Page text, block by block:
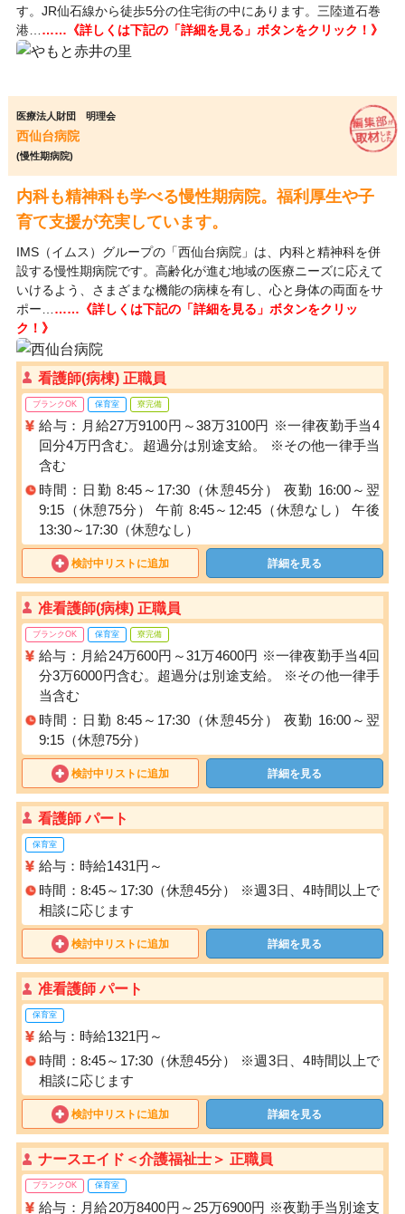
す。JR仙石線から徒歩5分の住宅街の中にあります。三陸道石巻
港… ……《詳しくは下記の「詳細を見る」ボタンをクリック！》
医療法人財団 明理会
西仙台病院
(慢性期病院)
内科も精神科も学べる慢性期病院。福利厚生や子
育て支援が充実しています。
IMS（イムス）グループの「西仙台病院」は、内科と精神科を併
設する慢性期病院です。高齢化が進む地域の医療ニーズに応えて
いけるよう、さまざまな機能の病棟を有し、心と身体の両面をサ
ポー… ……《詳しくは下記の「詳細を見る」ボタンをクリッ
ク！》
看護師(病棟) 正職員
ブランクOK 保育室 寮完備
給与：月給27万9100円～38万3100円 ※一律夜勤手当4
回分4万円含む。超過分は別途支給。 ※その他一律手当
含む
時間：日勤 8:45～17:30（休憩45分） 夜勤 16:00～翌
9:15（休憩75分） 午前 8:45～12:45（休憩なし） 午後
13:30～17:30（休憩なし）
検討中リストに追加 詳細を見る
准看護師(病棟) 正職員
ブランクOK 保育室 寮完備
給与：月給24万600円～31万4600円 ※一律夜勤手当4回
分3万6000円含む。超過分は別途支給。 ※その他一律手
当含む
時間：日勤 8:45～17:30（休憩45分） 夜勤 16:00～翌
9:15（休憩75分）
検討中リストに追加 詳細を見る
看護師 パート
保育室
給与：時給1431円～
時間：8:45～17:30（休憩45分） ※週3日、4時間以上で
相談に応じます
検討中リストに追加 詳細を見る
准看護師 パート
保育室
給与：時給1321円～
時間：8:45～17:30（休憩45分） ※週3日、4時間以上で
相談に応じます
検討中リストに追加 詳細を見る
ナースエイド＜介護福祉士＞ 正職員
ブランクOK 保育室
給与：月給20万8400円～25万6900円 ※夜勤手当別途支